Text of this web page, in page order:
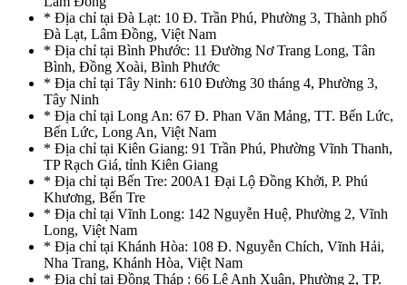
* Địa chỉ tại Đà Lạt: 10 Đ. Trần Phú, Phường 3, Thành phố
Đà Lạt, Lâm Đồng, Việt Nam
* Địa chỉ tại Bình Phước: 11 Đường Nơ Trang Long, Tân
Bình, Đồng Xoài, Bình Phước
* Địa chỉ tại Tây Ninh: 610 Đường 30 tháng 4, Phường 3,
Tây Ninh
* Địa chỉ tại Long An: 67 Đ. Phan Văn Mảng, TT. Bến Lức,
Bến Lức, Long An, Việt Nam
* Địa chỉ tại Kiên Giang: 91 Trần Phú, Phường Vĩnh Thanh,
TP Rạch Giá, tỉnh Kiên Giang
* Địa chỉ tại Bến Tre: 200A1 Đại Lộ Đồng Khởi, P. Phú
Khương, Bến Tre
* Địa chỉ tại Vĩnh Long: 142 Nguyễn Huệ, Phường 2, Vĩnh
Long, Việt Nam
* Địa chỉ tại Khánh Hòa: 108 Đ. Nguyễn Chích, Vĩnh Hải,
Nha Trang, Khánh Hòa, Việt Nam
* Địa chỉ tại Đồng Tháp : 66 Lê Anh Xuân, Phường 2, TP.